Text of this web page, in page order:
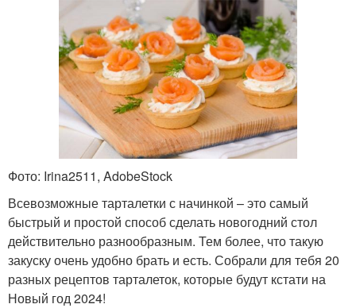
Фото: Irina2511, AdobeStock
Всевозможные тарталетки с начинкой – это самый
быстрый и простой способ сделать новогодний стол
действительно разнообразным. Тем более, что такую
закуску очень удобно брать и есть. Собрали для тебя 20
разных рецептов тарталеток, которые будут кстати на
Новый год 2024!